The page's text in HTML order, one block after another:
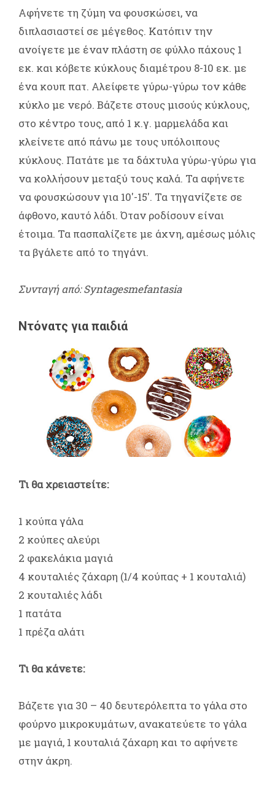
Αφήνετε τη ζύμη να φουσκώσει, να
διπλασιαστεί σε μέγεθος. Κατόπιν την
ανοίγετε με έναν πλάστη σε φύλλο πάχους 1
εκ. και κόβετε κύκλους διαμέτρου 8-10 εκ. με
ένα κουπ πατ. Αλείφετε γύρω-γύρω τον κάθε
κύκλο με νερό. Βάζετε στους μισούς κύκλους,
στο κέντρο τους, από 1 κ.γ. μαρμελάδα και
κλείνετε από πάνω με τους υπόλοιπους
κύκλους. Πατάτε με τα δάχτυλα γύρω-γύρω για
να κολλήσουν μεταξύ τους καλά. Τα αφήνετε
να φουσκώσουν για 10'-15'. Τα τηγανίζετε σε
άφθονο, καυτό λάδι. Όταν ροδίσουν είναι
έτοιμα. Τα πασπαλίζετε με άχνη, αμέσως μόλις
τα βγάλετε από το τηγάνι.
Συνταγή από: Syntagesmefantasia
Ντόνατς για παιδιά
Τι θα χρειαστείτε:
1 κούπα γάλα
2 κούπες αλεύρι
2 φακελάκια μαγιά
4 κουταλιές ζάχαρη (1/4 κούπας + 1 κουταλιά)
2 κουταλιές λάδι
1 πατάτα
1 πρέζα αλάτι
Τι θα κάνετε:
Βάζετε για 30 – 40 δευτερόλεπτα το γάλα στο
φούρνο μικροκυμάτων, ανακατεύετε το γάλα
με μαγιά, 1 κουταλιά ζάχαρη και το αφήνετε
στην άκρη.